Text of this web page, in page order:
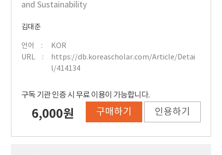
and Sustainability
김대준
언어
KOR
URL
https://db.koreascholar.com/Article/Detai
l/414134
구독 기관 인증 시 무료 이용이 가능합니다.
6,000원 구매하기 인용하기